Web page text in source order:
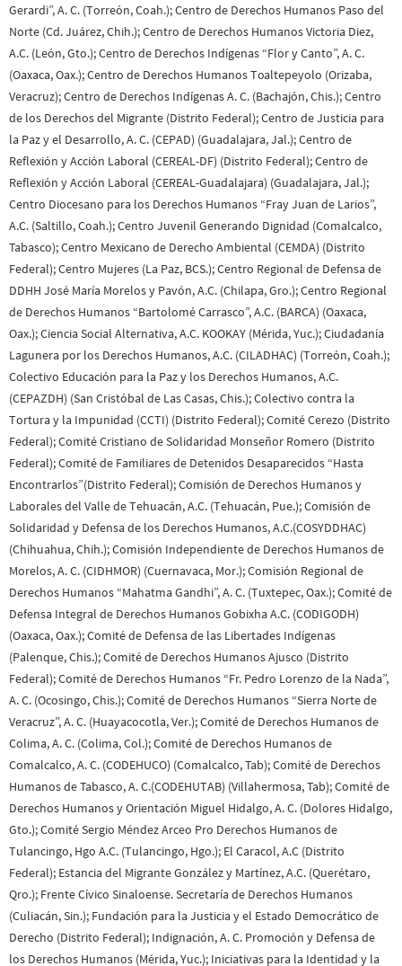
Gerardi”, A. C. (Torreón, Coah.); Centro de Derechos Humanos Paso del
Norte (Cd. Juárez, Chih.); Centro de Derechos Humanos Victoria Diez,
A.C. (León, Gto.); Centro de Derechos Indígenas “Flor y Canto”, A. C.
(Oaxaca, Oax.); Centro de Derechos Humanos Toaltepeyolo (Orizaba,
Veracruz); Centro de Derechos Indígenas A. C. (Bachajón, Chis.); Centro
de los Derechos del Migrante (Distrito Federal); Centro de Justicia para
la Paz y el Desarrollo, A. C. (CEPAD) (Guadalajara, Jal.); Centro de
Reflexión y Acción Laboral (CEREAL-DF) (Distrito Federal); Centro de
Reflexión y Acción Laboral (CEREAL-Guadalajara) (Guadalajara, Jal.);
Centro Diocesano para los Derechos Humanos “Fray Juan de Larios”,
A.C. (Saltillo, Coah.); Centro Juvenil Generando Dignidad (Comalcalco,
Tabasco); Centro Mexicano de Derecho Ambiental (CEMDA) (Distrito
Federal); Centro Mujeres (La Paz, BCS.); Centro Regional de Defensa de
DDHH José María Morelos y Pavón, A.C. (Chilapa, Gro.); Centro Regional
de Derechos Humanos “Bartolomé Carrasco”, A.C. (BARCA) (Oaxaca,
Oax.); Ciencia Social Alternativa, A.C. KOOKAY (Mérida, Yuc.); Ciudadanía
Lagunera por los Derechos Humanos, A.C. (CILADHAC) (Torreón, Coah.);
Colectivo Educación para la Paz y los Derechos Humanos, A.C.
(CEPAZDH) (San Cristóbal de Las Casas, Chis.); Colectivo contra la
Tortura y la Impunidad (CCTI) (Distrito Federal); Comité Cerezo (Distrito
Federal); Comité Cristiano de Solidaridad Monseñor Romero (Distrito
Federal); Comité de Familiares de Detenidos Desaparecidos “Hasta
Encontrarlos”(Distrito Federal); Comisión de Derechos Humanos y
Laborales del Valle de Tehuacán, A.C. (Tehuacán, Pue.); Comisión de
Solidaridad y Defensa de los Derechos Humanos, A.C.(COSYDDHAC)
(Chihuahua, Chih.); Comisión Independiente de Derechos Humanos de
Morelos, A. C. (CIDHMOR) (Cuernavaca, Mor.); Comisión Regional de
Derechos Humanos “Mahatma Gandhi”, A. C. (Tuxtepec, Oax.); Comité de
Defensa Integral de Derechos Humanos Gobixha A.C. (CODIGODH)
(Oaxaca, Oax.); Comité de Defensa de las Libertades Indígenas
(Palenque, Chis.); Comité de Derechos Humanos Ajusco (Distrito
Federal); Comité de Derechos Humanos “Fr. Pedro Lorenzo de la Nada”,
A. C. (Ocosingo, Chis.); Comité de Derechos Humanos “Sierra Norte de
Veracruz”, A. C. (Huayacocotla, Ver.); Comité de Derechos Humanos de
Colima, A. C. (Colima, Col.); Comité de Derechos Humanos de
Comalcalco, A. C. (CODEHUCO) (Comalcalco, Tab); Comité de Derechos
Humanos de Tabasco, A. C.(CODEHUTAB) (Villahermosa, Tab); Comité de
Derechos Humanos y Orientación Miguel Hidalgo, A. C. (Dolores Hidalgo,
Gto.); Comité Sergio Méndez Arceo Pro Derechos Humanos de
Tulancingo, Hgo A.C. (Tulancingo, Hgo.); El Caracol, A.C (Distrito
Federal); Estancia del Migrante González y Martínez, A.C. (Querétaro,
Qro.); Frente Cívico Sinaloense. Secretaría de Derechos Humanos
(Culiacán, Sin.); Fundación para la Justicia y el Estado Democrático de
Derecho (Distrito Federal); Indignación, A. C. Promoción y Defensa de
los Derechos Humanos (Mérida, Yuc.); Iniciativas para la Identidad y la